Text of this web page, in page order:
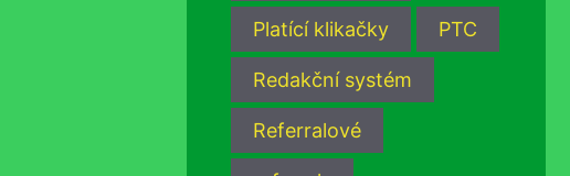
Platící klikačky PTC
Redakční systém
Referralové